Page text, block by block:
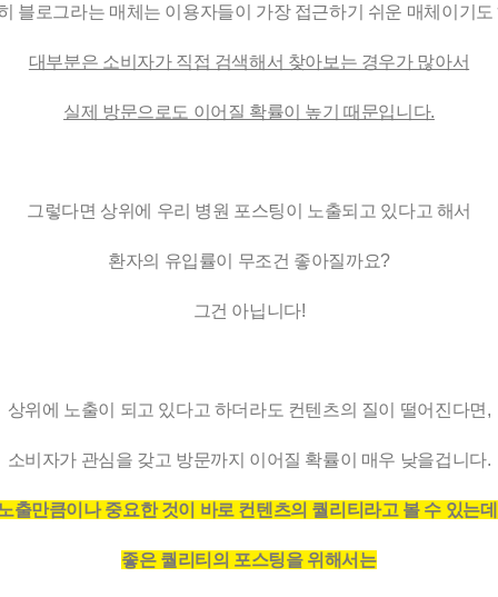
블로그라는 매체는 이용자들이 가장 접근하기 쉬운 매체이기도
대부분은 소비자가 직접 검색해서 찾아보는 경우가 많아서
실제 방문으로도 이어질 확률이 높기 때문입니다.
그렇다면 상위에 우리 병원 포스팅이 노출되고 있다고 해서
환자의 유입률이 무조건 좋아질까요?
그건 아닙니다!
상위에 노출이 되고 있다고 하더라도 컨텐츠의 질이 떨어진다면,
소비자가 관심을 갖고 방문까지 이어질 확률이 매우 낮을겁니다.
출만큼이나 중요한 것이 바로 컨텐츠의 퀄리티라고 볼 수 있는
좋은 퀄리티의 포스팅을 위해서는